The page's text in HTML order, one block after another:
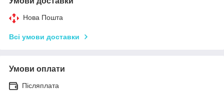
Нова Пошта
Всі умови доставки
Умови оплати
Післяплата